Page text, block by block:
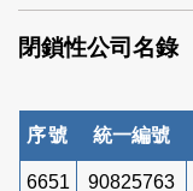
索
閉鎖性公司名錄
序號 統一編號
6651 90825763